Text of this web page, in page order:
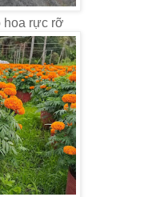
hoa rực rỡ